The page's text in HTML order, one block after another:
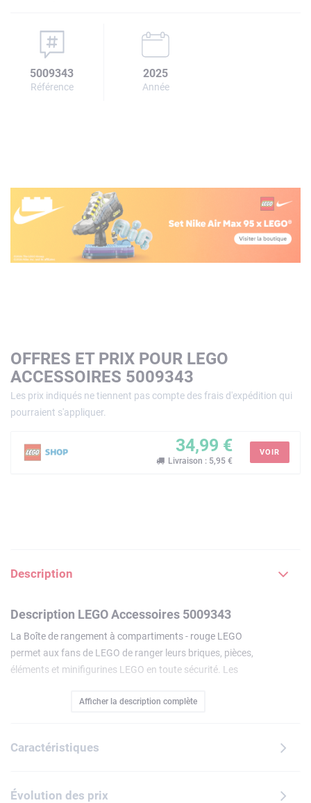
5009343
Référence
2025
Année
OFFRES ET PRIX POUR LEGO
ACCESSOIRES 5009343
Les prix indiqués ne tiennent pas compte des frais d'expédition qui
pourraient s'appliquer.
34,99 €
Livraison : 5,95 €
VOIR
Description
Description LEGO Accessoires 5009343
La Boîte de rangement à compartiments - rouge LEGO
permet aux fans de LEGO de ranger leurs briques, pièces,
éléments et minifigurines LEGO en toute sécurité. Les
révéler un plateau amovible avec 9 sections permettant
ranger de nombreux autres objets. Avec cette boîte LEGO,
ont besoin pour leurs projets de construction.
Afficher la description complète
Caractéristiques
Évolution des prix